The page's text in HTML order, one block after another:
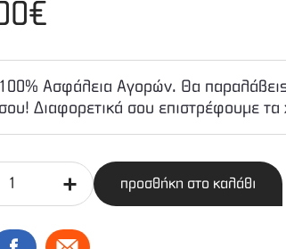
100% Ασφάλεια Αγορών. Θα
σου! Διαφορετικά σου επιστρέφουμε
προσθήκη στο καλάθι